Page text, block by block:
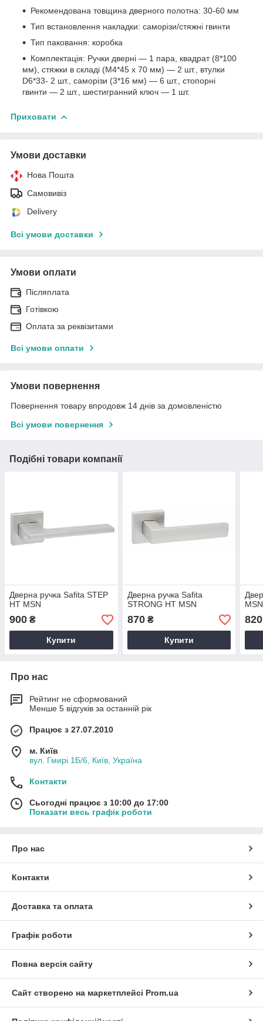
Рекомендована товщина дверного полотна: 30-60 мм
Тип встановлення накладки: саморізи/стяжні гвинти
Тип паковання: коробка
Комплектація: Ручки дверні — 1 пара, квадрат (8*100
мм), стяжки в складі (М4*45 х 70 мм) — 2 шт., втулки
D6*33- 2 шт., саморізи (3*16 мм) — 6 шт., стопорні
гвинти — 2 шт., шестигранний ключ — 1 шт.
Приховати
Умови доставки
Нова Пошта
Самовивіз
Delivery
Всі умови доставки
Умови оплати
Післяплата
Готівкою
Оплата за реквізитами
Всі умови оплати
Умови повернення
Повернення товару впродовж 14 днів за домовленістю
Всі умови повернення
Подібні товари компанії
Дверна ручка Safita STEP
HT MSN
900 ₴
Купити
Дверна ручка Safita
STRONG HT MSN
870₴
Купити
MSN
820
Про нас
Рейтинг не сформований
Менше 5 відгуків за останній рік
Працює з 27.07.2010
м. Київ
вул. Гмирі 1Б/6, Київ, Україна
Контакти
Сьогодні працює з 10:00 до 17:00
Показати весь графік роботи
Про нас
Контакти
Доставка та оплата
Графік роботи
Повна версія сайту
Сайт створено на маркетплейсі Prom.ua